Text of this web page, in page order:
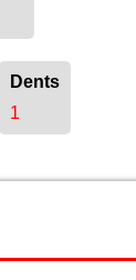
Dents
1